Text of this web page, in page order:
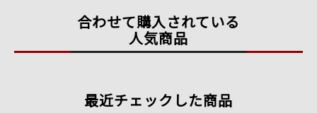
合わせて購入されている
人気商品
最近チェックした商品